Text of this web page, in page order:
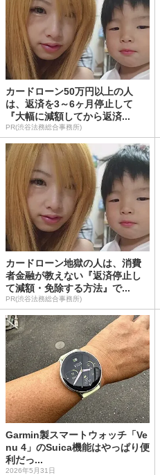
カードローン50万円以上の人
は、返済を3～6ヶ月停止して
『大幅に減額してから返済...
PR(渋谷法務総合事務所)
カードローン地獄の人は、消費
者金融が教えない『返済停止し
て減額・免除する方法』で...
PR(渋谷法務総合事務所)
Garmin製スマートウォッチ「Ve
nu 4」のSuica機能はやっぱり便
利だっ...
2026年5月31日